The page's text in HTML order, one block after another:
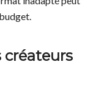
créateurs